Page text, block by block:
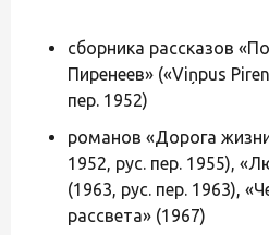
сборника рассказов
Пиренеев» («Viņpus
пер. 1952)
романов «Дорога
1952, рус. пер. 1955),
(1963, рус. пер. 1963),
рассвета» (1967)